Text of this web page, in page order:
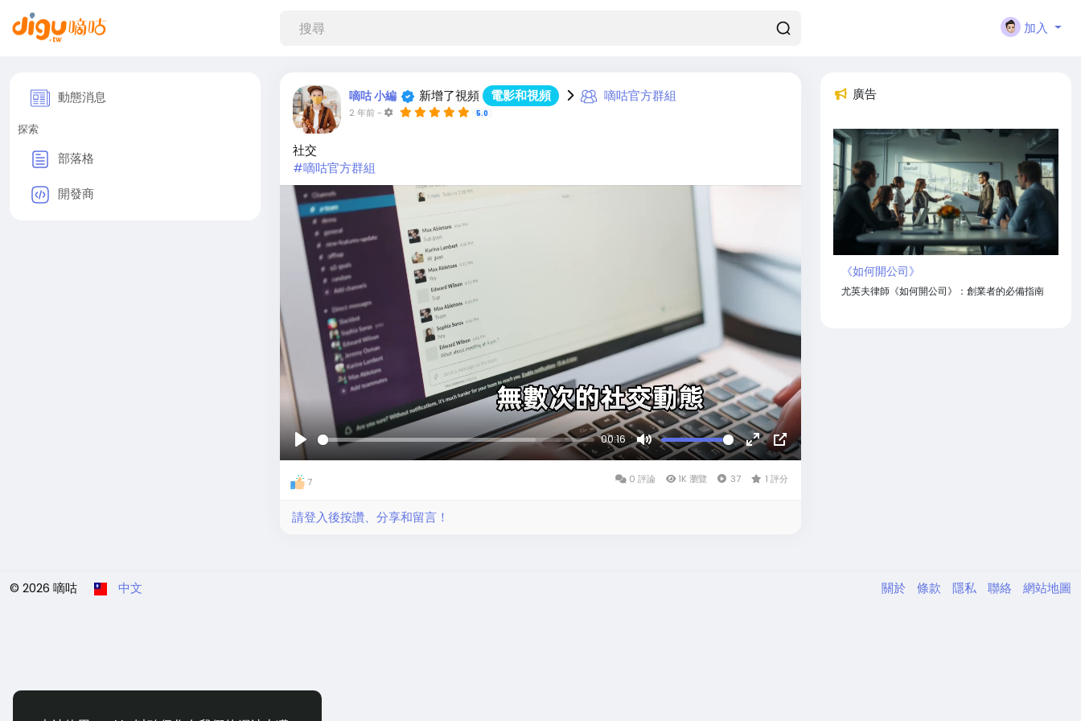
加入
動態消息
探索
部落格
開發商
嘀咕 小編 新增了視頻 電影和視頻 嘀咕官方群組
2 年前- 5.0
社交
#嘀咕官方群組
玩
00:16
沉
默
全
螢
畫
中
7 0 評論 1K 瀏覽 37 1 評分
請登入後按讚、分享和留言！
廣告
《如何開公司》
尤英夫律師《如何開公司》：創業者的必備指南
© 2026 嘀咕 中文 關於 條款 隱私 聯絡 網站地圖